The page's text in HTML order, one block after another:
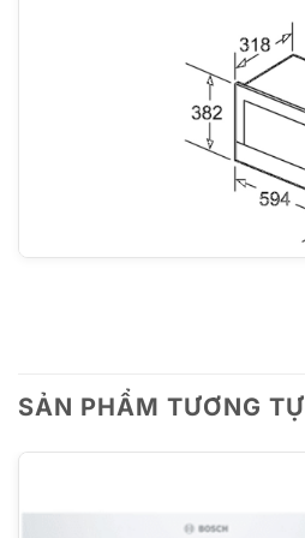
SẢN PHẨM TƯƠNG TỰ